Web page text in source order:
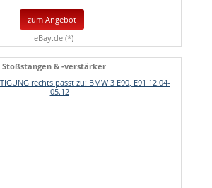
zum Angebot
eBay.de (*)
Stoßstangen & -verstärker